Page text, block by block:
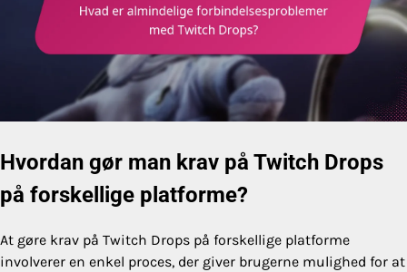
Hvordan gør man krav på Twitch Drops
på forskellige platforme?
At gøre krav på Twitch Drops på forskellige platforme
involverer en enkel proces, der giver brugerne mulighed for at